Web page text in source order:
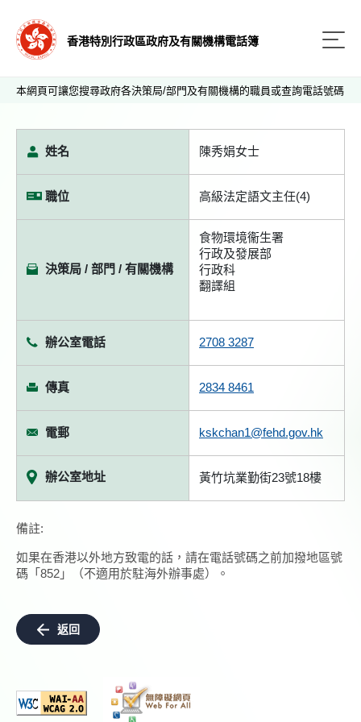
香港特別行政區政府及有關機構電話簿
本網頁可讓您搜尋政府各決策局/部門及有關機構的職員或查詢電話號碼
姓名 陳秀娟女士
職位 高級法定語文主任(4)
決策局 / 部門 / 有關機構
食物環境衞生署
行政及發展部
行政科
翻譯組
辦公室電話 2708 3287
傳真 2834 8461
電郵 kskchan1@fehd.gov.hk
辦公室地址 黃竹坑業勤街23號18樓
備註:
如果在香港以外地方致電的話，請在電話號碼之前加撥地區號
碼「852」（不適用於駐海外辦事處）。
返回